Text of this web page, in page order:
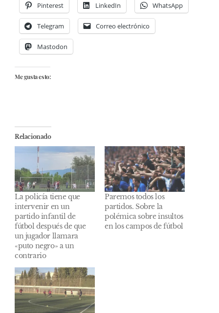
Pinterest LinkedIn WhatsApp
Telegram Correo electrónico
Mastodon
Me gusta esto:
Relacionado
La policía tiene que
intervenir en un
partido infantil de
fútbol después de que
un jugador llamara
«puto negro» a un
contrario
Paremos todos los
partidos. Sobre la
polémica sobre insultos
en los campos de fútbol